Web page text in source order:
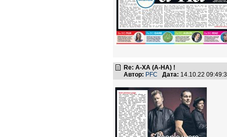
Re: А-ХА (A-HA) !
Автор: PFC Дата: 14.10.22